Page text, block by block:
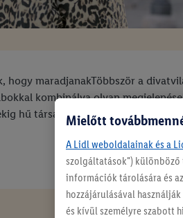
hogy maradjanakTöbbször a
kombinálva olyan
hű társad lesz.
Mielőtt
A Lidl weboldalainak és a
szolgáltatások") különböző
információk tárolására és
hozzájárulásával
és kívül személyre szabott